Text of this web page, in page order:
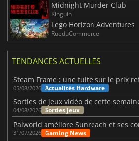
Midnight Murder Club
Kinguin
Lego Horizon Adventures
RueduCommerce
TENDANCES ACTUELLES
05/08/2026 Actualités Hardware
04/08/2026 Sorties Jeux
Palworld améliore Sunreach et ses
31/07/2026 Gaming News